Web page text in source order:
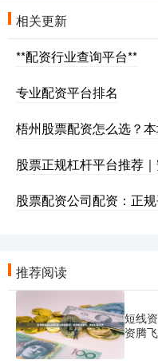
相关更新
**配资行业查询平台**
专业配资平台排名
梧州股票配资怎么选？
股票正规杠杆平台推荐
股票配资公司配资：正
推荐阅读
短线
资腾